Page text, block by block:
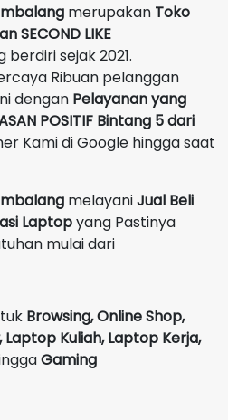
merupakan Toko
SECOND LIKE
berdiri sejak 2021.
Ribuan pelanggan
dengan Pelayanan yang
POSITIF Bintang 5 dari
Kami di Google hingga saat
melayaniJual Beli
Laptopyang Pastinya
mulai dari
Browsing, Online Shop,
, Laptop Kuliah, Laptop Kerja,
Gaming